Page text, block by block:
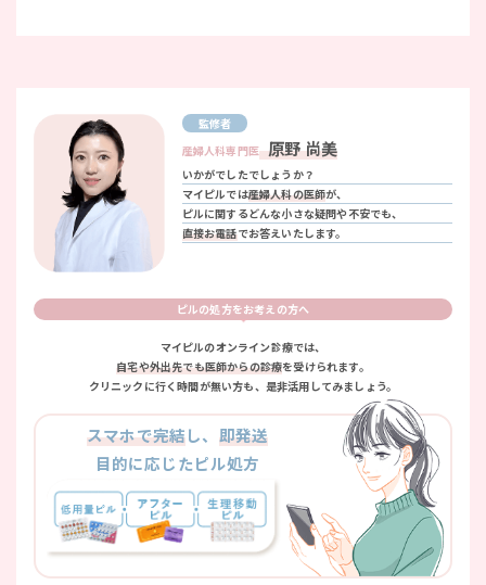
監修者
産婦人科専門医 原野 尚美
いかがでしたでしょうか？
マイピルでは産婦人科の医師が、
ピルに関するどんな小さな疑問や不安でも、
直接お電話でお答えいたします。
ピルの処方をお考えの方へ
マイピルのオンライン診療では、
自宅や外出先でも医師からの診療を受けられます。
クリニックに行く時間が無い方も、是非活用してみましょう。
スマホで完結し、 即発送
目的に応じたピル処方